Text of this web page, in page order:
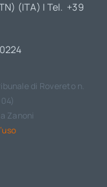
(ITA) | Tel. +39
di Rovereto n.
Zanoni